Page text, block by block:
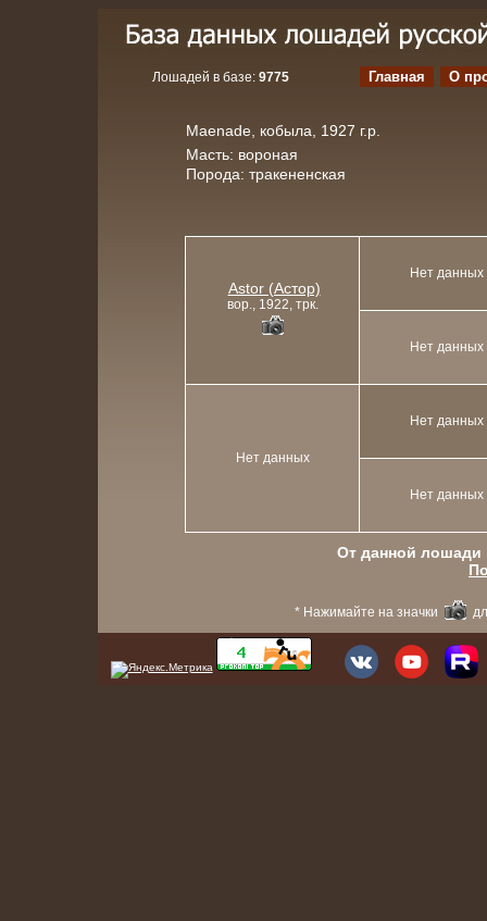
Лошадей в базе: 9775 Главная О
Maenade, кобыла, 1927 г.р.
Масть: вороная
Порода: тракененская
Astor (Астор)
вор., 1922, трк.
Нет данных
Нет данных
Нет данных
Нет данных
Нет данных
От данной лошади
* Нажимайте на значки